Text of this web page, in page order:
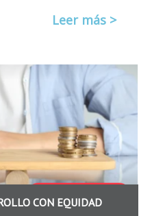
Leer más >
CON EQUIDAD